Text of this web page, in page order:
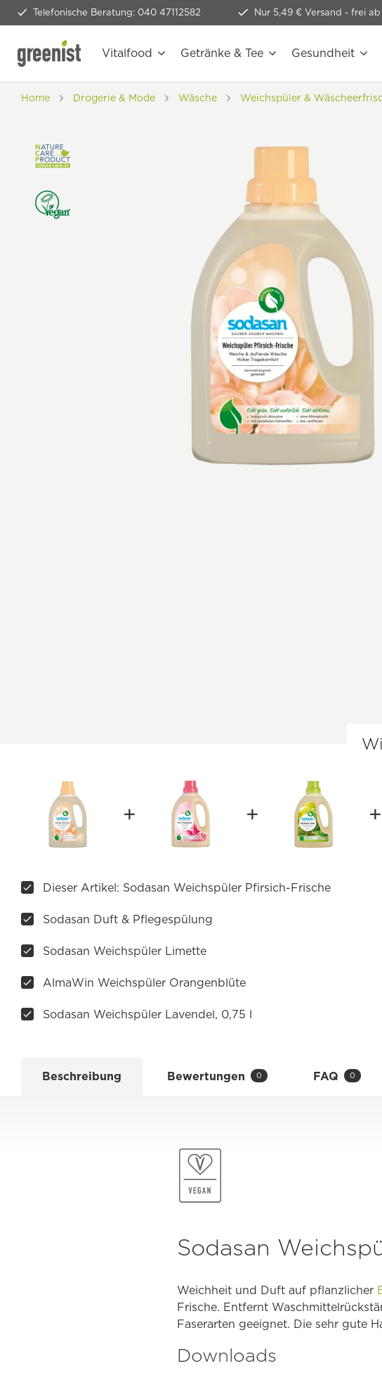
Telefonische Beratung: 040 47112582 Nur 5,49 € Versand - frei ab
Vitalfood Getränke & Tee Gesundheit
Home Drogerie & Mode Wäsche Weichspüler &
Dieser Artikel: Sodasan Weichspüler Pfirsich-Frische
Sodasan Duft & Pflegespülung
Sodasan Weichspüler Limette
AlmaWin Weichspüler Orangenblüte
Sodasan Weichspüler Lavendel, 0,75 l
Beschreibung Bewertungen 0 FAQ 0
Sodasan
Weichheit und Duft auf pflanzlicher
Frische. Entfernt
Faserarten geeignet. Die sehr gute
Downloads